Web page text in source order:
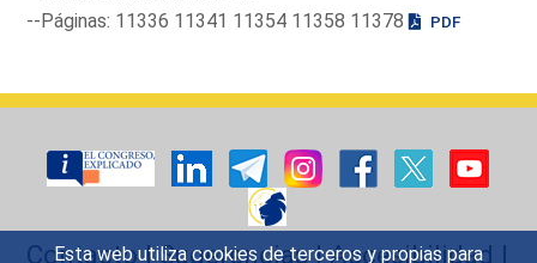
Esta web utiliza cookies de terceros y propias para
--Páginas: 11336 11341 11354 11358 11378
PDF
Contacto|Sugerencias|Accesibilidad |